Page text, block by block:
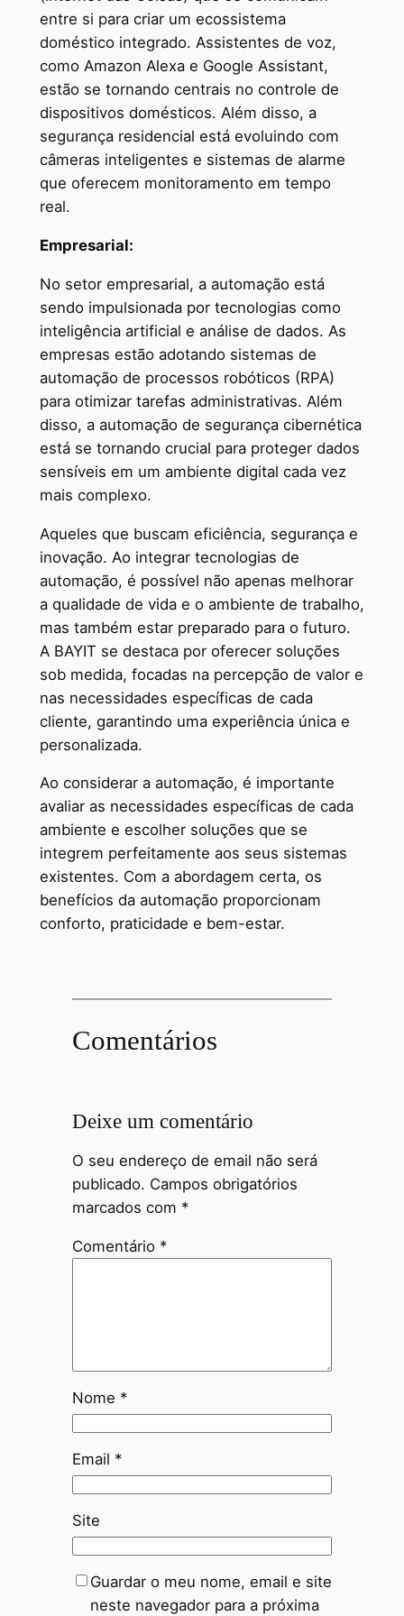
entre si para criar um ecossistema
doméstico integrado. Assistentes de voz,
como Amazon Alexa e Google Assistant,
estão se tornando centrais no controle de
dispositivos domésticos. Além disso, a
segurança residencial está evoluindo com
câmeras inteligentes e sistemas de alarme
que oferecem monitoramento em tempo
real.
Empresarial:
No setor empresarial, a automação está
sendo impulsionada por tecnologias como
inteligência artificial e análise de dados. As
empresas estão adotando sistemas de
automação de processos robóticos (RPA)
para otimizar tarefas administrativas. Além
disso, a automação de segurança cibernética
está se tornando crucial para proteger dados
sensíveis em um ambiente digital cada vez
mais complexo.
Aqueles que buscam eficiência, segurança e
inovação. Ao integrar tecnologias de
automação, é possível não apenas melhorar
a qualidade de vida e o ambiente de trabalho,
mas também estar preparado para o futuro.
A BAYIT se destaca por oferecer soluções
sob medida, focadas na percepção de valor e
nas necessidades específicas de cada
cliente, garantindo uma experiência única e
personalizada.
Ao considerar a automação, é importante
avaliar as necessidades específicas de cada
ambiente e escolher soluções que se
integrem perfeitamente aos seus sistemas
existentes. Com a abordagem certa, os
benefícios da automação proporcionam
conforto, praticidade e bem-estar.
Comentários
Deixe um comentário
O seu endereço de email não será
publicado. Campos obrigatórios
marcados com *
Comentário *
Nome *
Email *
Site
Guardar o meu nome, email e site
neste navegador para a próxima